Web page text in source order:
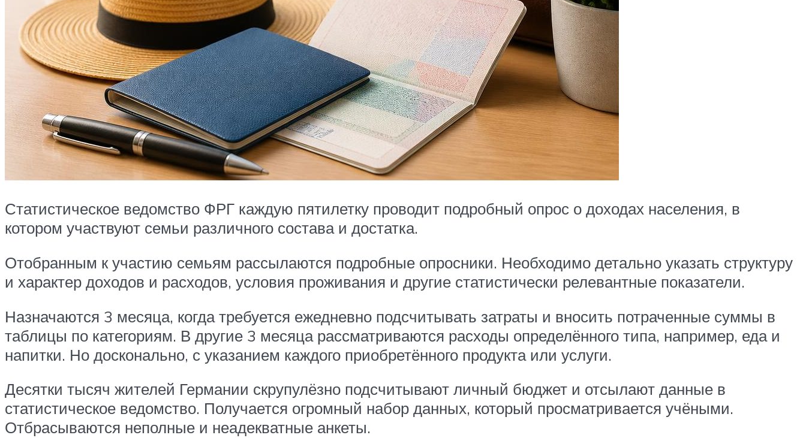
Статистическое ведомство ФРГ каждую пятилетку проводит подробный опрос о доходах населения, в
котором участвуют семьи различного состава и достатка.
Отобранным к участию семьям рассылаются подробные опросники. Необходимо детально указать структуру
и характер доходов и расходов, условия проживания и другие статистически релевантные показатели.
Назначаются 3 месяца, когда требуется ежедневно подсчитывать затраты и вносить потраченные суммы в
таблицы по категориям. В другие 3 месяца рассматриваются расходы определённого типа, например, еда и
напитки. Но досконально, с указанием каждого приобретённого продукта или услуги.
Десятки тысяч жителей Германии скрупулёзно подсчитывают личный бюджет и отсылают данные в
статистическое ведомство. Получается огромный набор данных, который просматривается учёными.
Отбрасываются неполные и неадекватные анкеты.